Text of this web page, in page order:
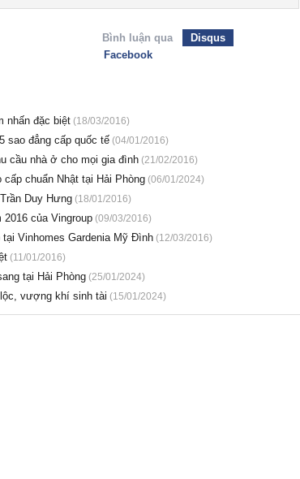
Bình luận qua
Disqus
Facebook
nhấn đặc biệt(18/03/2016)
sao đẳng cấp quốc tế(04/01/2016)
cầu nhà ở cho mọi gia đình(21/02/2016)
chuẩn Nhật tại Hải Phòng(06/01/2024)
Duy Hưng(18/01/2016)
của Vingroup(09/03/2016)
Vinhomes Gardenia Mỹ Đình(12/03/2016)
(11/01/2016)
tại Hải Phòng(25/01/2024)
vượng khí sinh tài (15/01/2024)